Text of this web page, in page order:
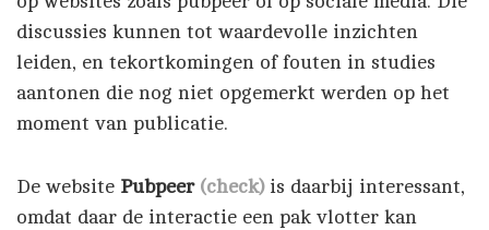
discussies kunnen tot waardevolle inzichten
leiden, en tekortkomingen of fouten in studies
aantonen die nog niet opgemerkt werden op het
moment van publicatie.
De website Pubpeer (check) is daarbij interessant,
omdat daar de interactie een pak vlotter kan